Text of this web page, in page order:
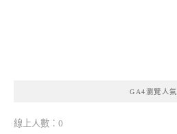
GA4瀏覽人氣
線上人數：0